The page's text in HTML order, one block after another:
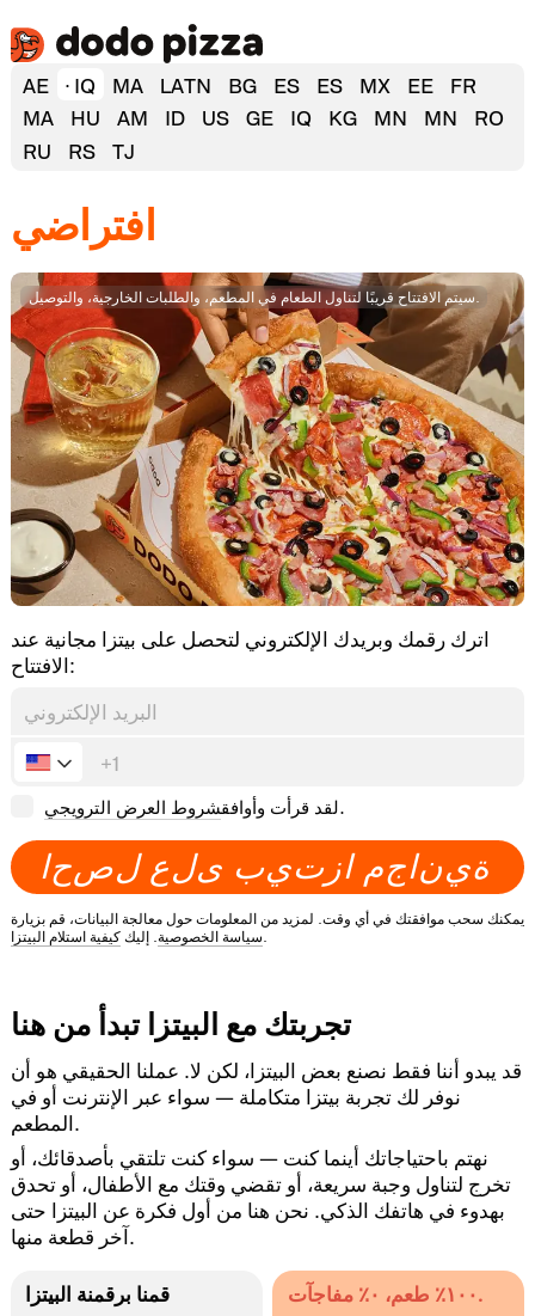
AE IQ MA LATN BG ES ES MX EE
FR
MA
HU AM ID US GE IQ KG MN MN
RO
RU
RS TJ
افتراضي
اترك رقمك وبريدك الإلكتروني لتحصل على بيتزا مجانية عند
الافتتاح:
لقد قرأت وأوافقشروط العرض الترويجي .
احصل على بيتزا مجانية
يمكنك سحب موافقتك في أي وقت. لمزيد من المعلومات حول معالجة البيانات، قم بزيارة
سياسة الخصوصية. إليككيفية استلام البيتزا .
تجربتك مع البيتزا تبدأ من هنا
قد يبدو أننا فقط نصنع بعض البيتزا، لكن لا. عملنا الحقيقي هو أن
نوفر لك تجربة بيتزا متكاملة — سواء عبر الإنترنت أو في
المطعم.
نهتم باحتياجاتك أينما كنت — سواء كنت تلتقي بأصدقائك، أو
تخرج لتناول وجبة سريعة، أو تقضي وقتك مع الأطفال، أو تحدق
بهدوء في هاتفك الذكي. نحن هنا من أول فكرة عن البيتزا حتى
آخر قطعة منها.
قمنا برقمنة البيتزا ١٠٠٪ طعم، ٠٪ مفاجآت.